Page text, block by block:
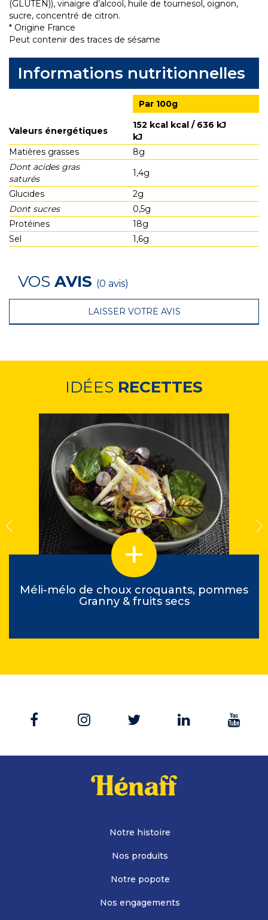
(GLUTEN)), vinaigre d’alcool, huile de tournesol, oignon,
sucre, concentré de citron.
* Origine France
Peut contenir des traces de sésame
Informations nutritionnelles
Par 100g
Valeurs énergétiques
152 kcal kcal / 636 kJ
kJ
Matières grasses
8g
Dont acides gras
saturés
1,4g
Glucides
2g
Dont sucres
0,5g
Protéines
18g
Sel
1,6g
VOS AVIS (0 avis)
LAISSER VOTRE AVIS
IDÉES RECETTES
Méli-mélo de choux croquants, pommes
Granny & fruits secs
Notre histoire
Nos produits
Notre popote
Nos engagements